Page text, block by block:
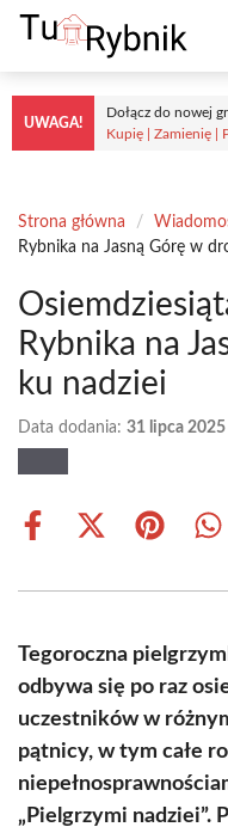
Przejdź
treści
UWAGA!
Dołącz do nowej
Kupię | Zamienię |
Strona główna /
Rybnika na Jasną Górę w
Rybnika na
ku nadziei
Data dodania: 31 lipca 2025
Share
Share
(Twitter)
Share
Tegoroczna
odbywa się po raz
uczestników w
pątnicy, w tym całe
„Pielgrzymi nadziei”.